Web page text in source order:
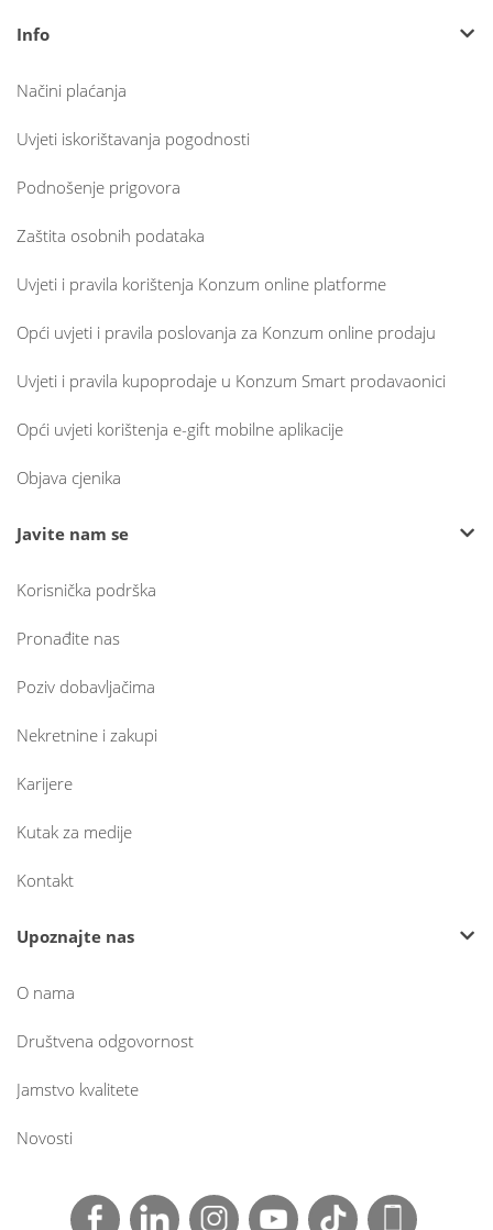
Info
Načini plaćanja
Uvjeti iskorištavanja pogodnosti
Podnošenje prigovora
Zaštita osobnih podataka
Uvjeti i pravila korištenja Konzum online platforme
Opći uvjeti i pravila poslovanja za Konzum online prodaju
Uvjeti i pravila kupoprodaje u Konzum Smart prodavaonici
Opći uvjeti korištenja e-gift mobilne aplikacije
Objava cjenika
Javite nam se
Korisnička podrška
Pronađite nas
Poziv dobavljačima
Nekretnine i zakupi
Karijere
Kutak za medije
Kontakt
Upoznajte nas
O nama
Društvena odgovornost
Jamstvo kvalitete
Novosti